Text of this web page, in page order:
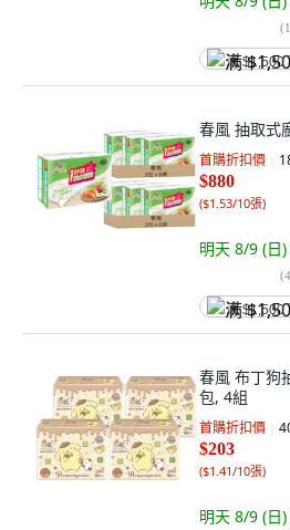
(
满 $1,500
春風 抽取式
首購折扣價
$880
($1.53/10張)
明天 8/9 (日)
(
满 $1,500
春風 布丁狗
包, 4組
首購折扣價
$203
($1.41/10張)
明天 8/9 (日)